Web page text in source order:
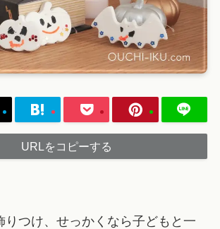
URLをコピーする
りつけ、せっかくなら子どもと一